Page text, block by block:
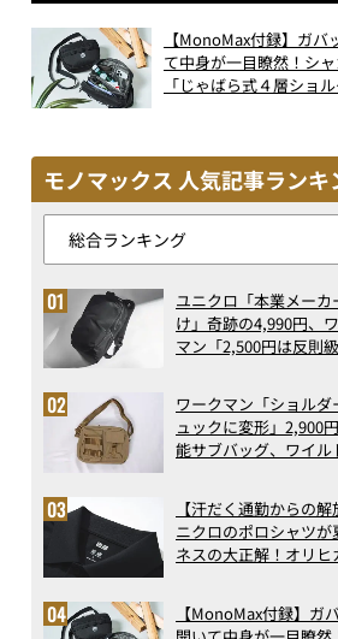
【MonoMax付録】ガバ
て中身が一目瞭然！シ
「じゃばら式４層ショ
モノマックス 人気記事ランキ
ユニクロ「本業メーカ
け」奇跡の4,990円、
マン「2,500円は反則
ト3】（2026年6月版）
ワークマン「ショル
ュックに変形」2,900
能サブバッグ、ワイル
記事ランキングベスト
（2026年6月版）
【汗だく通勤からの解
ニクロのポロシャツが
ネスの大正解！オリヒ
アの実力
【MonoMax付録】ガ